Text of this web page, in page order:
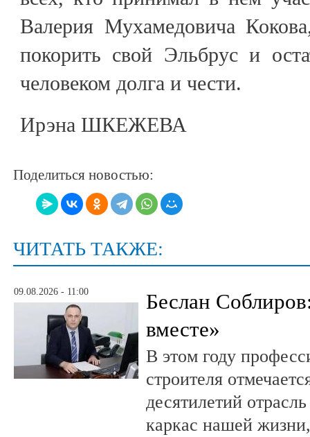
Валерия Мухамедовича
покорить свой Эльбрус и
человеком долга и чести.
Ирэна ШКЕЖЕВА
Поделиться новостью:
ЧИТАТЬ ТАКЖЕ:
09.08.2026 - 11:00
Беслан
вместе»
В этом году
строителя
десятилетий
каркас нашей